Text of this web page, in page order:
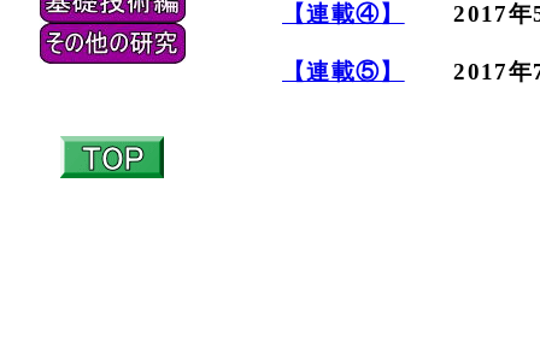
【連載④】 2017年
【連載⑤】 2017年